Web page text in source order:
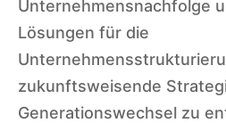
Unternehmensnachfolge
Lösungen für die
zukunftsweisende
Generationswechsel zu